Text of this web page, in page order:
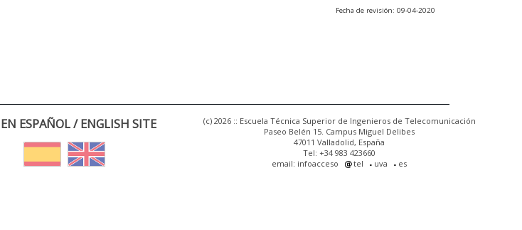
Fecha de revisión: 09-04-2020
ESPAÑOL / ENGLISH SITE
(c) 2026 :: Escuela Técnica Superior de Ingenieros de Telecomunicación
Paseo Belén 15. Campus Miguel Delibes
47011 Valladolid, España
Tel: +34 983 423660
email: infoacceso
tel uva es